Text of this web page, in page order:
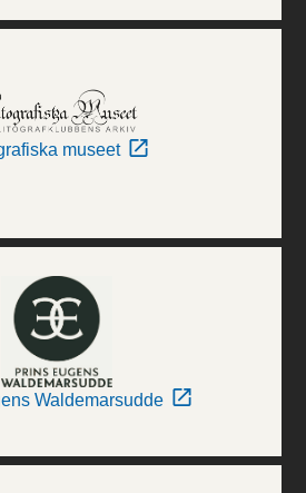
museet
Waldemarsudde